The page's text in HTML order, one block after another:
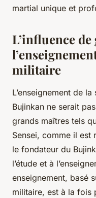
martial unique et
L’influence
militaire
L’enseignement de
Bujinkan ne serait
grands maîtres tels
Sensei, comme il est
le fondateur du
l’étude et à
enseignement, basé
militaire, est à la fois